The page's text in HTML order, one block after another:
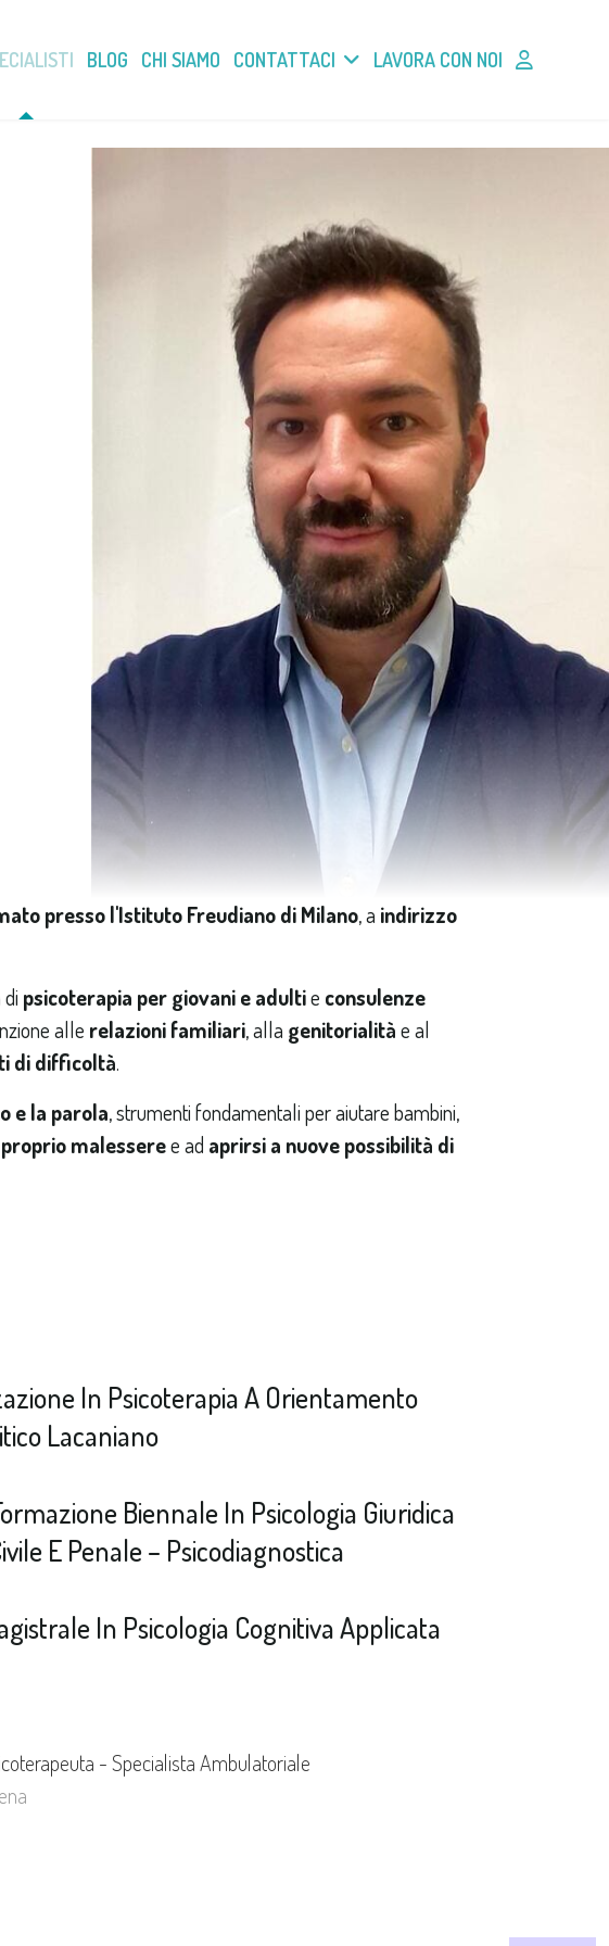
BLOG CHI SIAMO CONTATTACI LAVORA CON NOI
presso l'Istituto Freudiano di Milano, a indirizzo
psicoterapia per giovani e adultie consulenze
alle relazioni familiari, alla genitorialitàe al
di difficoltà.
e la parola, strumenti fondamentali per aiutare bambini,
malesseree ad aprirsi a nuove possibilità di
In Psicoterapia A Orientamento
Lacaniano
Biennale In Psicologia Giuridica
E Penale – Psicodiagnostica
In Psicologia Cognitiva Applicata
- Specialista Ambulatoriale